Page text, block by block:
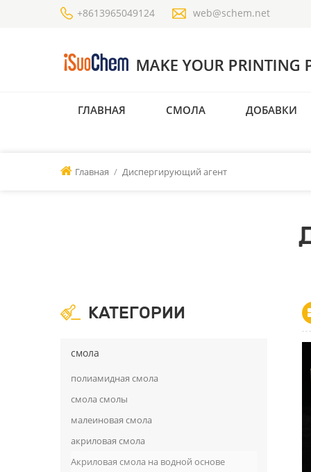
+8613965049124 web@schem.net
ГЛАВНАЯ СМОЛА ДОБАВКИ
Главная / Диспергирующий агент
КАТЕГОРИИ
смола
полиамидная смола
смола смолы
малеиновая смола
акриловая смола
Акриловая смола на водной основе